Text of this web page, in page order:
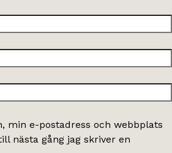
min e-postadress och webbplats
nästa gång jag skriver en